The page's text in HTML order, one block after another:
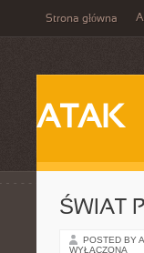
Strona główna
ATAK
ŚWIAT
POSTED BY
WYŁĄCZONA